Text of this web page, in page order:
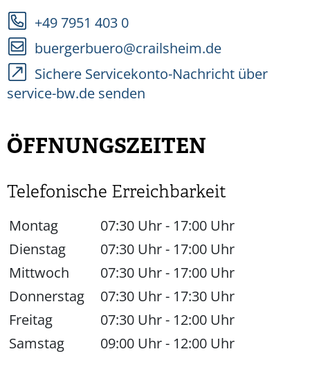
+49 7951 403 0
buergerbuero@crailsheim.de
Sichere Servicekonto-Nachricht über
service-bw.de senden
ÖFFNUNGSZEITEN
Telefonische Erreichbarkeit
Montag 07:30 Uhr- 17:00 Uhr
Dienstag
07:30 Uhr- 17:00 Uhr
Mittwoch
07:30 Uhr- 17:00 Uhr
Donnerstag
07:30 Uhr- 17:30 Uhr
Freitag
07:30 Uhr- 12:00 Uhr
Samstag
09:00 Uhr- 12:00 Uhr